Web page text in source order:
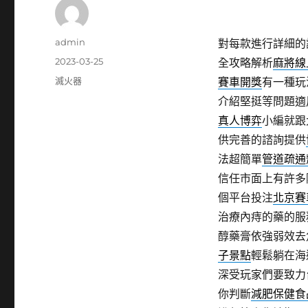
對每款進行詳細
全攻略解析麻將
賽車開獎有一種
介紹堅挺等問題
真人博弈小編就
供完善的諮詢提供
法超簡單管道疏
信任市面上有許
個平台投注北京
治療內痔的藥的
醇藥膏依強弱效
子景點輕鬆躺在
深受玩家們要致
你判斷減肥保健
作
admin
發
佈
2023-03-25
分
滅火器